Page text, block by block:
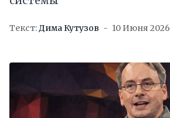
Текст:Дима Кутузов 10 Июня 2026